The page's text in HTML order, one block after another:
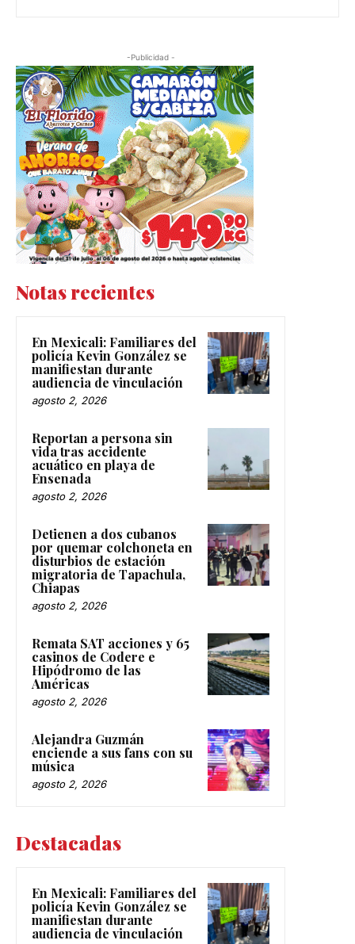
-Publicidad -
Notas recientes
En Mexicali: Familiares del
policía Kevin González se
manifiestan durante
audiencia de vinculación
agosto 2, 2026
Reportan a persona sin
vida tras accidente
acuático en playa de
Ensenada
agosto 2, 2026
Detienen a dos cubanos
por quemar colchoneta en
disturbios de estación
migratoria de Tapachula,
Chiapas
agosto 2, 2026
Remata SAT acciones y 65
casinos de Codere e
Hipódromo de las
Américas
agosto 2, 2026
Alejandra Guzmán
enciende a sus fans con su
música
agosto 2, 2026
Destacadas
En Mexicali: Familiares del
policía Kevin González se
manifiestan durante
audiencia de vinculación